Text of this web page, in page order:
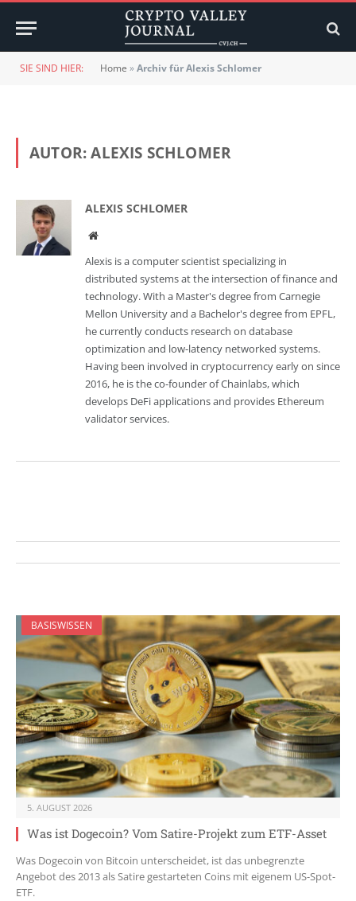
SIE SIND HIER: Home »Archiv für Alexis Schlomer
AUTOR:ALEXIS SCHLOMER
ALEXIS SCHLOMER
Website
Alexis is a computer scientist specializing in
distributed systems at the intersection of finance and
technology. With a Master's degree from Carnegie
Mellon University and a Bachelor's degree from EPFL,
he currently conducts research on database
optimization and low-latency networked systems.
Having been involved in cryptocurrency early on since
2016, he is the co-founder of Chainlabs, which
develops DeFi applications and provides Ethereum
validator services.
BASISWISSEN
5. AUGUST 2026
Was ist Dogecoin? Vom Satire-Projekt zum ETF-Asset
Was Dogecoin von Bitcoin unterscheidet, ist das unbegrenzte
Angebot des 2013 als Satire gestarteten Coins mit eigenem US-Spot-
ETF.